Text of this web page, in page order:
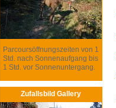
Parcoursöffnungszeiten von 1
Std. nach Sonnenaufgang bis
1 Std. vor Sonnenuntergang.
Zufallsbild Gallery